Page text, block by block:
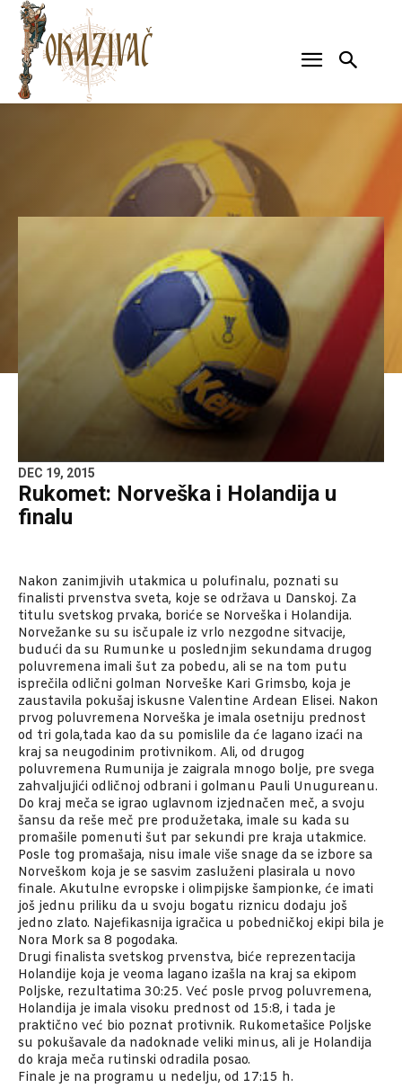
DEC 19, 2015
Rukomet: Norveška i Holandija u
finalu
Nakon zanimjivih utakmica u polufinalu, poznati su
finalisti prvenstva sveta, koje se održava u Danskoj. Za
titulu svetskog prvaka, boriće se Norveška i Holandija.
Norvežanke su su isčupale iz vrlo nezgodne sitvacije,
budući da su Rumunke u poslednjim sekundama drugog
poluvremena imali šut za pobedu, ali se na tom putu
isprečila odlični golman Norveške Kari Grimsbo, koja je
zaustavila pokušaj iskusne Valentine Ardean Elisei. Nakon
prvog poluvremena Norveška je imala osetniju prednost
od tri gola,tada kao da su pomislile da će lagano izaći na
kraj sa neugodinim protivnikom. Ali, od drugog
poluvremena Rumunija je zaigrala mnogo bolje, pre svega
zahvaljujići odličnoj odbrani i golmanu Pauli Unugureanu.
Do kraj meča se igrao uglavnom izjednačen meč, a svoju
šansu da reše meč pre produžetaka, imale su kada su
promašile pomenuti šut par sekundi pre kraja utakmice.
Posle tog promašaja, nisu imale više snage da se izbore sa
Norveškom koja je se sasvim zasluženi plasirala u novo
finale. Akutulne evropske i olimpijske šampionke, će imati
još jednu priliku da u svoju bogatu riznicu dodaju još
jedno zlato. Najefikasnija igračica u pobedničkoj ekipi bila je
Nora Mork sa 8 pogodaka.
Drugi finalista svetskog prvenstva, biće reprezentacija
Holandije koja je veoma lagano izašla na kraj sa ekipom
Poljske, rezultatima 30:25. Već posle prvog poluvremena,
Holandija je imala visoku prednost od 15:8, i tada je
praktično već bio poznat protivnik. Rukometašice Poljske
su pokušavale da nadoknade veliki minus, ali je Holandija
do kraja meča rutinski odradila posao.
Finale je na programu u nedelju, od 17:15 h.